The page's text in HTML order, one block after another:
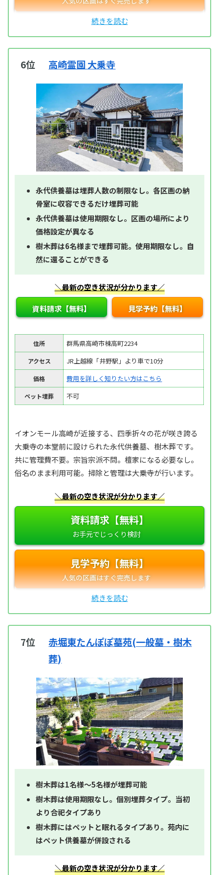
6位 高崎霊園 大乗寺
永代供養墓は埋葬人数の制限なし。各区画の納
骨室に収容できるだけ埋葬可能
永代供養墓は使用期限なし。区画の場所により
価格設定が異なる
樹木葬は6名様まで埋葬可能。使用期限なし。自
然に還ることができる
＼最新の空き状況が分かります／
資料請求【無料】 見学予約【無料】
住所 群馬県高崎市棟高町2234
アクセス JR上越線「井野駅」より車で10分
価格 費用を詳しく知りたい方はこちら
ペット埋葬 不可
イオンモール高崎が近接する、四季折々の花が咲き誇る
大乗寺の本堂前に設けられた永代供養墓、樹木葬です。
共に管理費不要。宗旨宗派不問。檀家になる必要なし。
俗名のまま利用可能。掃除と管理は大乗寺が行います。
＼最新の空き状況が分かります／
資料請求【無料】
見学予約【無料】
7位
赤堀東たんぽぽ墓苑(一般墓・樹木
葬)
樹木葬は1名様～5名様が埋葬可能
樹木葬は使用期限なし。個別埋葬タイプ。当初
より合祀タイプあり
樹木葬にはペットと眠れるタイプあり。苑内に
はペット供養墓が併設される
＼最新の空き状況が分かります／